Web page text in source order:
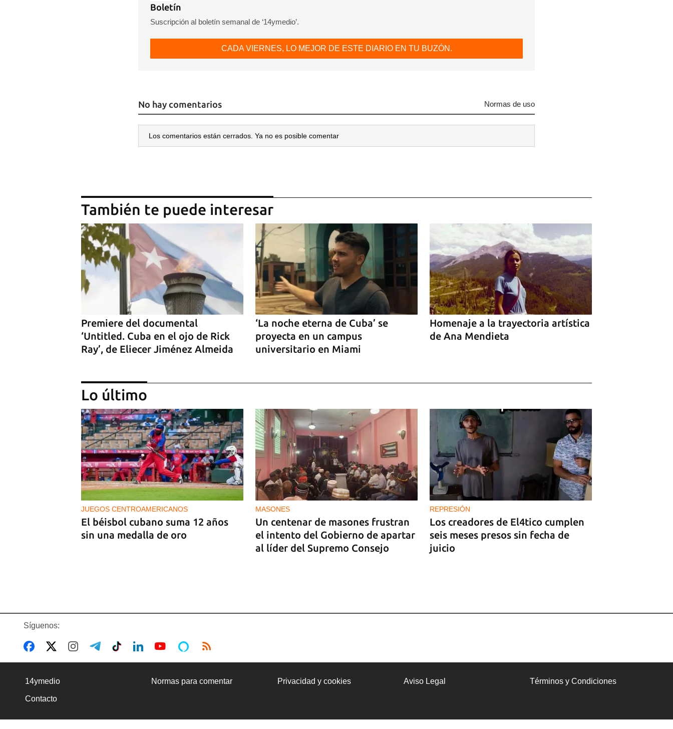
Boletín
Suscripción al boletín semanal de ‘14ymedio’.
CADA VIERNES, LO MEJOR DE ESTE DIARIO EN TU BUZÓN.
No hay comentarios Normas de uso
Los comentarios están cerrados. Ya no es posible comentar
También te puede interesar
Premiere del documental
‘Untitled. Cuba en el ojo de Rick
Ray’, de Eliecer Jiménez Almeida
‘La noche eterna de Cuba’ se
proyecta en un campus
universitario en Miami
Homenaje a la trayectoria artística
de Ana Mendieta
Estreno del documental ‘Chirino’,
del cineasta cubano Jorge Soliño
Lo último
JUEGOS CENTROAMERICANOS
El béisbol cubano suma 12 años
sin una medalla de oro
MASONES
Un centenar de masones frustran
el intento del Gobierno de apartar
al líder del Supremo Consejo
REPRESIÓN
Los creadores de El4tico cumplen
seis meses presos sin fecha de
juicio
La ausencia de un mercado de
nacional
Síguenos:
14ymedio Normas para comentar Privacidad y cookies Aviso Legal Términos y Condiciones
Contacto